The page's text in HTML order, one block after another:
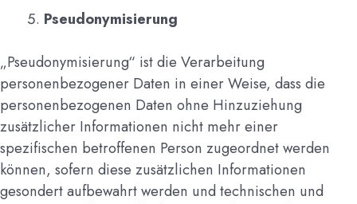
Pseudonymisierung
„Pseudonymisierung“ ist die Verarbeitung
personenbezogener Daten in einer Weise, dass die
personenbezogenen Daten ohne Hinzuziehung
zusätzlicher Informationen nicht mehr einer
spezifischen betroffenen Person zugeordnet werden
können, sofern diese zusätzlichen Informationen
gesondert aufbewahrt werden und technischen und